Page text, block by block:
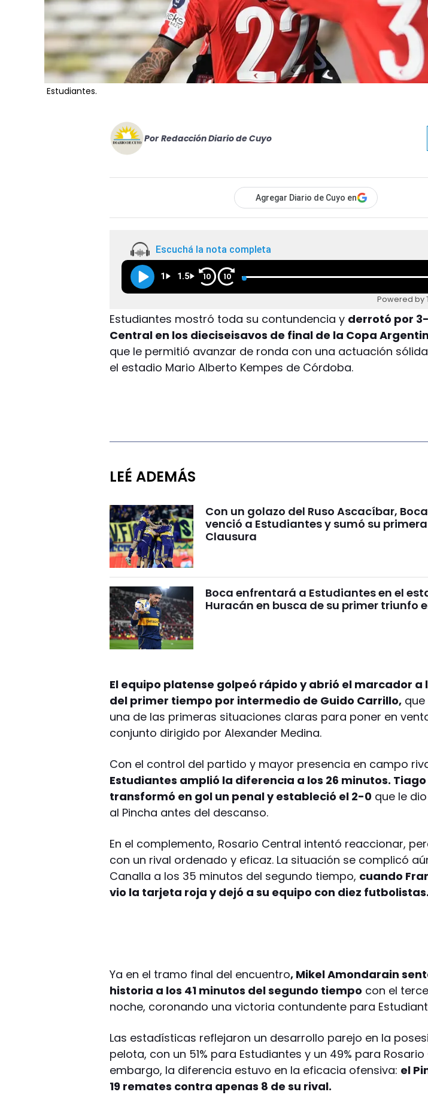
Estudiantes.
Por Redacción Diario de Cuyo
Agregar Diario de Cuyo en
Escuchá la nota completa
1 1.5 10 10
Powered by
Estudiantes mostró toda su contundencia y derrotó por
Central en los dieciseisavos de final de la Copa
que le permitió avanzar de ronda con una actuación
el estadio Mario Alberto Kempes de Córdoba.
LEÉ ADEMÁS
Con un golazo del Ruso Ascacíbar,
venció a Estudiantes y sumó su
Clausura
Boca enfrentará a Estudiantes en el
Huracán en busca de su primer triunfo
El equipo platense golpeó rápido y abrió el marcador a
del primer tiempo por intermedio de Guido Carrillo,
una de las primeras situaciones claras para poner en
conjunto dirigido por Alexander Medina.
Con el control del partido y mayor presencia en campo
Estudiantes amplió la diferencia a los 26 minutos.
transformó en gol un penal y estableció el 2-0 que le
al Pincha antes del descanso.
En el complemento, Rosario Central intentó reaccionar,
con un rival ordenado y eficaz. La situación se complicó
Canalla a los 35 minutos del segundo tiempo, cuando
vio la tarjeta roja y dejó a su equipo con diez futbolistas.
Ya en el tramo final del encuentro, Mikel Amondarain
historia a los 41 minutos del segundo tiempo con el
noche, coronando una victoria contundente para
Las estadísticas reflejaron un desarrollo parejo en la
pelota, con un 51% para Estudiantes y un 49% para Rosario
embargo, la diferencia estuvo en la eficacia ofensiva: el
19 remates contra apenas 8 de su rival.